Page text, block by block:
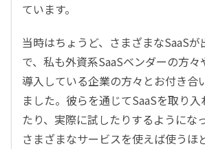
ています。
当時はちょうど、さまざまなSaaSが
で、私も外資系SaaSベンダーの方々
導入している企業の方々とお付き合
ました。彼らを通じてSaaSを取り
たり、実際に試したりするようにな
さまざまなサービスを使えば使うほ